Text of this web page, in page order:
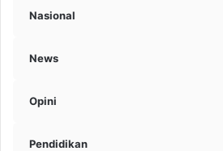
Nasional
News
Opini
Pendidikan